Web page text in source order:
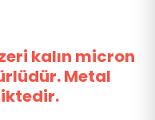
kalın micron
Metal